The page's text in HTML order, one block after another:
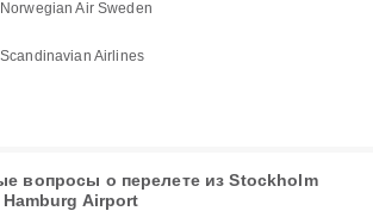
Norwegian Air Sweden
Scandinavian Airlines
вопросы о перелете из Stockholm
Airport